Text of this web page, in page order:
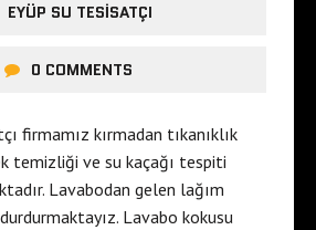
EYÜP SU TESISATÇI
0 COMMENTS
firmamız kırmadan tıkanıklık
temizliği ve su kaçağı tespiti
Lavabodan gelen lağım
Lavabo kokusu